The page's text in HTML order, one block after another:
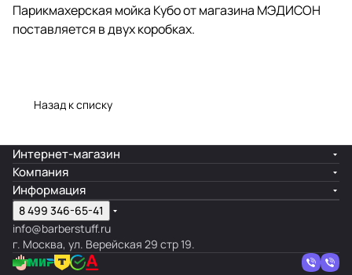
Парикмахерская мойка Кубо от магазина МЭДИСОН
поставляется в двух коробках.
Назад к списку
Интернет-магазин
Компания
Информация
8 499 346-65-41
info@barberstuff.ru
г. Москва, ул. Верейская 29 стр 19.